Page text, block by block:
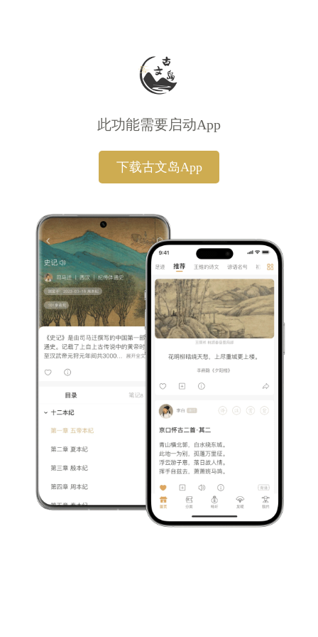
此功能需要启动App
下载古文岛App